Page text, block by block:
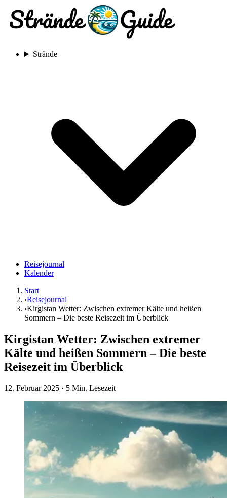
Strände
Reisejournal
Kalender
Start
›Reisejournal
›Kirgistan Wetter: Zwischen extremer Kälte und heißen
Sommern – Die beste Reisezeit im Überblick
Kirgistan Wetter: Zwischen extremer
Kälte und heißen Sommern – Die beste
Reisezeit im Überblick
12. Februar 2025 · 5 Min. Lesezeit